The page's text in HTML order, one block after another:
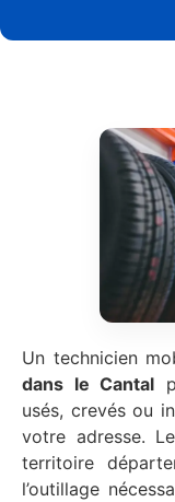
Un technicien
dans le Cantal
usés, crevés ou
votre adresse.
territoire
l’outillage